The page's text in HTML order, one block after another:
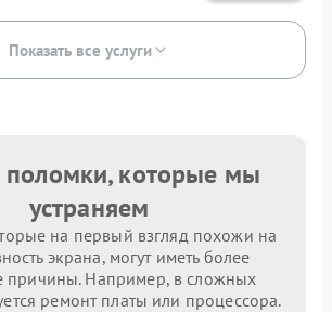
Показать все услуги
поломки, которые мы
устраняем
на первый взгляд похожи на
экрана, могут иметь более
причины. Например, в сложных
ремонт платы или процессора.